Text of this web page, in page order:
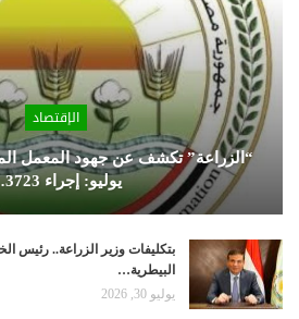
الإقتصاد
“الزراعة” تكشف عن جهود المعمل
يوليو: إجراء 3723…
بتكليفات وزير الزراعة.. رئيس
البيطرية…
يوليو 30, 2026